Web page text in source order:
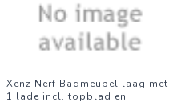
Xenz Nerf Badmeubel laag met
1 lade incl. topblad en